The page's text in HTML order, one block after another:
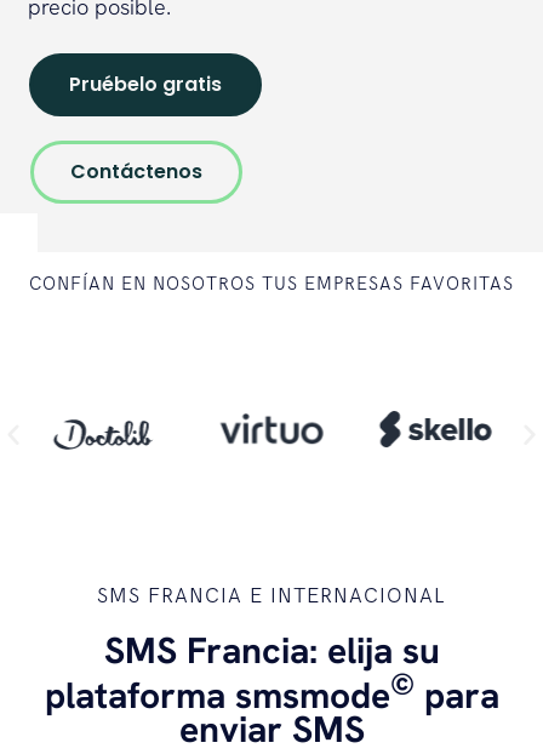
precio posible.
Pruébelo gratis
Contáctenos
CONFÍAN EN NOSOTROS TUS EMPRESAS FAVORITAS
SMS FRANCIA E INTERNACIONAL
SMS Francia: elija su
plataforma smsmode© para
enviar SMS